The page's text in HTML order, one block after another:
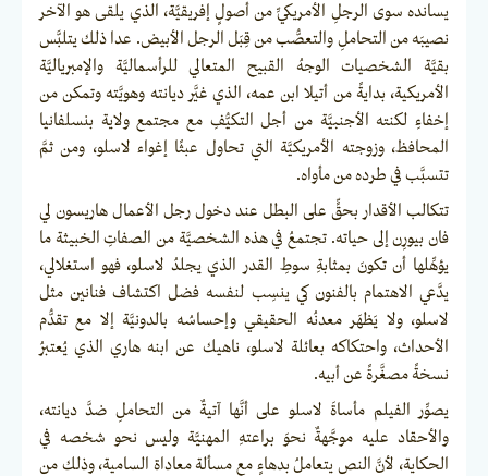
يسانده سوى الرجلِ الأمريكيِّ من أصولٍ إفريقيَّة، الذي يلقى هو الآخر
نصيبَه من التحاملِ والتعصُّب من قِبَل الرجل الأبيض. عدا ذلك يتلبَّس
بقيَّة الشخصيات الوجهُ القبيح المتعالي للرأسماليَّة والإمبرياليَّة
الأمريكية، بدايةً من أتيلا ابن عمه، الذي غيَّر ديانته وهويَّته وتمكن من
إخفاءِ لكنته الأجنبيَّة من أجل التكيُّفِ مع مجتمع ولاية بنسلفانيا
المحافظ، وزوجته الأمريكيَّة التي تحاول عبثًا إغواء لاسلو، ومن ثمَّ
تتسبَّب في طرده من مأواه.
تتكالب الأقدار بحقٍّ على البطل عند دخول رجل الأعمال هاريسون لي
فان بيورِن إلى حياته. تجتمعُ في هذه الشخصيَّة من الصفاتِ الخبيثة ما
يؤهِّلها أن تكونَ بمثابةِ سوطِ القدر الذي يجلدُ لاسلو، فهو استغلالي،
يدَّعي الاهتمام بالفنون كي ينسِب لنفسه فضل اكتشاف فنانين مثل
لاسلو، ولا يَظهَر معدنُه الحقيقي وإحساسُه بالدونيَّة إلا مع تقدُّم
الأحداث، واحتكاكه بعائلة لاسلو، ناهيك عن ابنه هاري الذي يُعتبرُ
نسخةً مصغَّرةً عن أبيه.
يصوِّر الفيلم مأساةَ لاسلو على أنَّها آتيةٌ من التحاملِ ضدَّ ديانته،
والأحقاد عليه موجَّهةٌ نحوَ براعتهِ المهنيَّة وليس نحو شخصه في
الحكاية، لأنَّ النص يتعاملُ بدهاءٍ مع مسألة معاداة السامية، وذلك من